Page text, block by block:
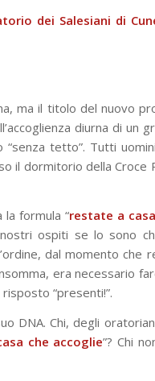
dei Salesiani di
ma il titolo del nuovo
diurna di un
“senza tetto”. Tutti
dormitorio della Croce
formula “restate a
ospiti se lo sono
dal momento che
era necessario
“presenti!”.
DNA. Chi, degli
che accoglie”? Chi